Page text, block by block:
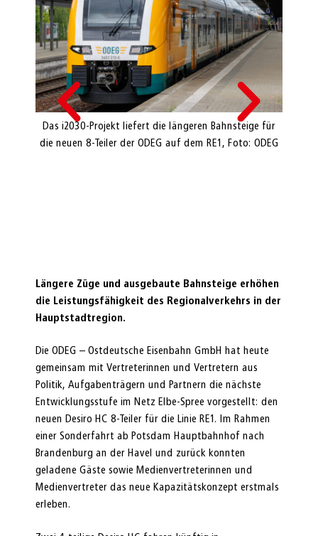
Das i2030-Projekt liefert die längeren Bahnsteige für
die neuen 8-Teiler der ODEG auf dem RE1, Foto: ODEG
Längere Züge und ausgebaute Bahnsteige erhöhen
die Leistungsfähigkeit des Regionalverkehrs in der
Hauptstadtregion.
Die ODEG – Ostdeutsche Eisenbahn GmbH hat heute
gemeinsam mit Vertreterinnen und Vertretern aus
Politik, Aufgabenträgern und Partnern die nächste
Entwicklungsstufe im Netz Elbe-Spree vorgestellt: den
neuen Desiro HC 8-Teiler für die Linie RE1. Im Rahmen
einer Sonderfahrt ab Potsdam Hauptbahnhof nach
Brandenburg an der Havel und zurück konnten
geladene Gäste sowie Medienvertreterinnen und
Medienvertreter das neue Kapazitätskonzept erstmals
erleben.